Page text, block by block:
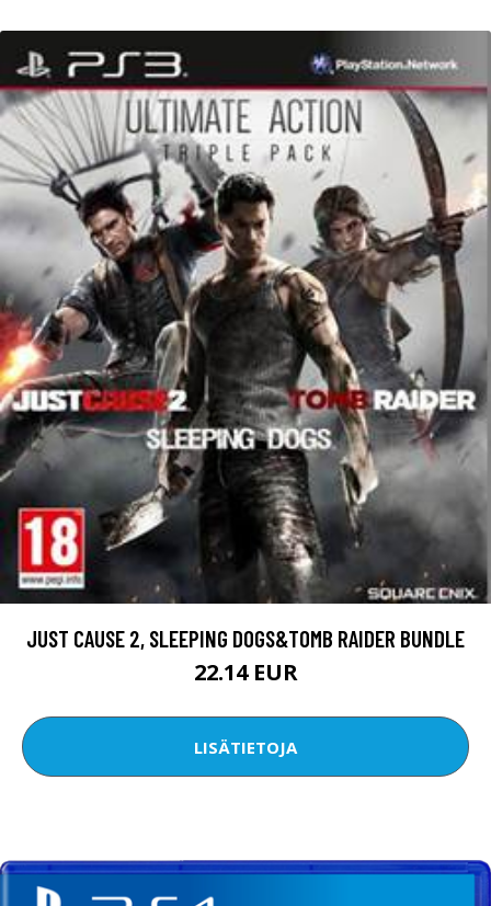
JUST CAUSE 2, SLEEPING DOGS&TOMB RAIDER BUNDLE
22.14 EUR
LISÄTIETOJA